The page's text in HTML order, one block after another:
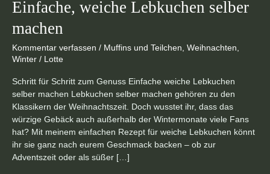
Einfache, weiche Lebkuchen selber
machen
Kommentar verfassen / Muffins und Teilchen, Weihnachten,
Winter / Lotte
Schritt für Schritt zum Genuss Einfache weiche Lebkuchen
selber machen Lebkuchen selber machen gehören zu den
Klassikern der Weihnachtszeit. Doch wusstet ihr, dass das
würzige Gebäck auch außerhalb der Wintermonate viele Fans
hat? Mit meinem einfachen Rezept für weiche Lebkuchen könnt
ihr sie ganz nach eurem Geschmack backen – ob zur
Adventszeit oder als süßer […]